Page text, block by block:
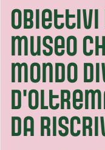
museo
mondo
da